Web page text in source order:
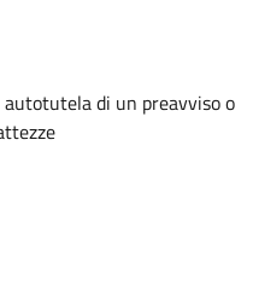
di un preavviso o